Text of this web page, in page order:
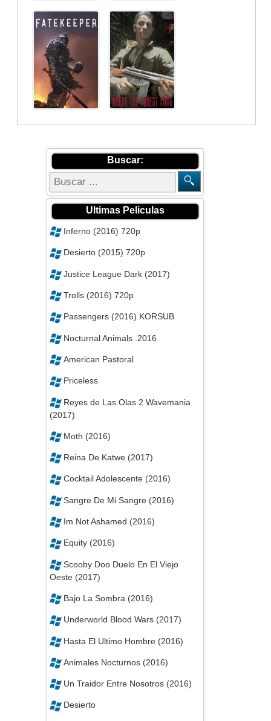
Buscar:
Ultimas Peliculas
Inferno (2016) 720p
Desierto (2015) 720p
Justice League Dark (2017)
Trolls (2016) 720p
Passengers (2016) KORSUB
Nocturnal Animals .2016
American Pastoral
Priceless
Reyes de Las Olas 2 Wavemania
(2017)
Moth (2016)
Reina De Katwe (2017)
Cocktail Adolescente (2016)
Sangre De Mi Sangre (2016)
Im Not Ashamed (2016)
Equity (2016)
Scooby Doo Duelo En El Viejo
Oeste (2017)
Bajo La Sombra (2016)
Underworld Blood Wars (2017)
Hasta El Ultimo Hombre (2016)
Animales Nocturnos (2016)
Un Traidor Entre Nosotros (2016)
Desierto